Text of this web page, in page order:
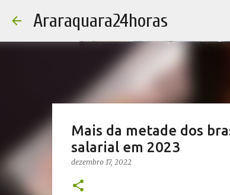
Araraquara24horas
Mais da metade dos
salarial em 2023
dezembro 17, 2022